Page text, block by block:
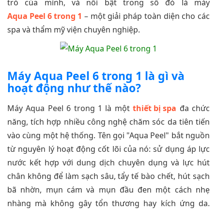
trò của mình, và nổi bật trong số đó là máy
Aqua Peel 6 trong 1 – một giải pháp toàn diện cho các
spa và thẩm mỹ viện chuyên nghiệp.
Máy Aqua Peel 6 trong 1 là gì và
hoạt động như thế nào?
Máy Aqua Peel 6 trong 1 là mộtthiết bị spa đa chức
năng, tích hợp nhiều công nghệ chăm sóc da tiên tiến
vào cùng một hệ thống. Tên gọi "Aqua Peel" bắt nguồn
từ nguyên lý hoạt động cốt lõi của nó: sử dụng áp lực
nước kết hợp với dung dịch chuyên dụng và lực hút
chân không để làm sạch sâu, tẩy tế bào chết, hút sạch
bã nhờn, mụn cám và mụn đầu đen một cách nhẹ
nhàng mà không gây tổn thương hay kích ứng da.